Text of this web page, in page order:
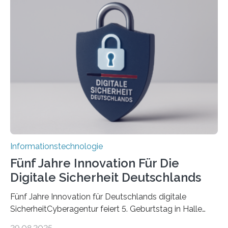
koordiniert wird. Ab dem 1. September werden sich
über einen Zeitraum von vier Jahren insgesamt 15
Promovierende im Rahmen von CAVECORE mit
kognitiven Robotern beschäftigen – also mit Robotern,
die mittels Sensoren ihre Umgebung erfassen,
Informationen verarbeiten und häufig auch mit…
Informationstechnologie
Fünf Jahre Innovation Für Die
Digitale Sicherheit Deutschlands
Fünf Jahre Innovation für Deutschlands digitale
SicherheitCyberagentur feiert 5. Geburtstag in Halle